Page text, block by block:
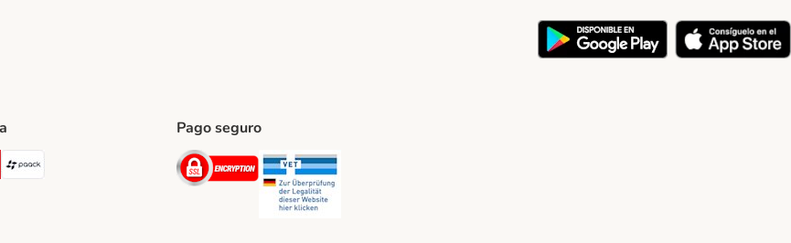
Method
CTTExpress Shipping Method
paack Shipping Method
Pago seguro
Security